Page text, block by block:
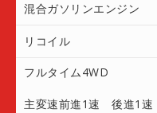
混合ガソリンエンジン
リコイル
フルタイム4WD
主変速前進1速 後進1速